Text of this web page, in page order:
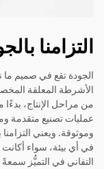
التزامنا
الجودة تقع في صميم
الأشرطة المعلقة
من مراحل الإنتاج، بدءًا
عمليات تصنيع متقدمة
وموثوقة. ويعني التزامنا
في أي بيئة، سواء
التفاني في التميُّز